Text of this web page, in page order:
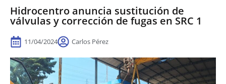
Hidrocentro anuncia sustitución de
válvulas y corrección de fugas en SRC 1
11/04/2024 Carlos Pérez